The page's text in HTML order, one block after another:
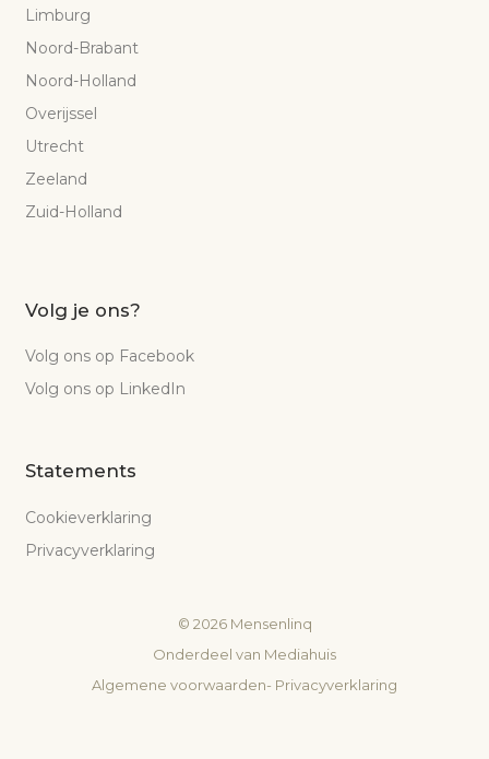
Limburg
Noord-Brabant
Noord-Holland
Overijssel
Utrecht
Zeeland
Zuid-Holland
Volg je ons?
Volg ons op Facebook
Volg ons op LinkedIn
Statements
Cookieverklaring
Privacyverklaring
© 2026Mensenlinq
Onderdeel van Mediahuis
Algemene voorwaarden- Privacyverklaring